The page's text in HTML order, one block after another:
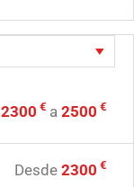
2300 € a 2500 €
Desde 2300 €